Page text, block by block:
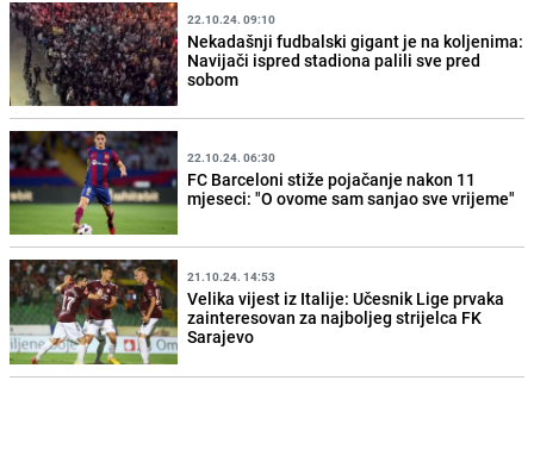
22.10.24. 09:10
Nekadašnji fudbalski gigant je na koljenima:
Navijači ispred stadiona palili sve pred
sobom
22.10.24. 06:30
FC Barceloni stiže pojačanje nakon 11
mjeseci: "O ovome sam sanjao sve vrijeme"
21.10.24. 14:53
Velika vijest iz Italije: Učesnik Lige prvaka
zainteresovan za najboljeg strijelca FK
Sarajevo